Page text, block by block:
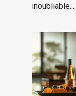
inoubliable....